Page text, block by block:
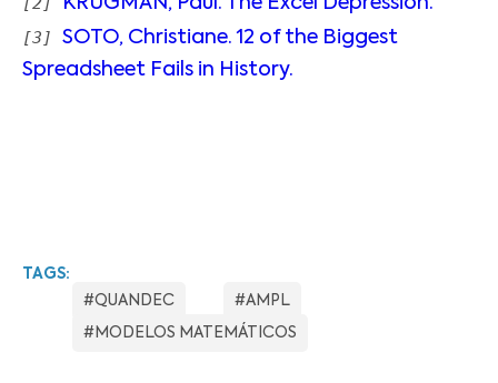
[3] SOTO, Christiane. 12 of the Biggest
Spreadsheet Fails in History.
TAGS:
#QUANDEC
#AMPL
#MODELOS MATEMÁTICOS